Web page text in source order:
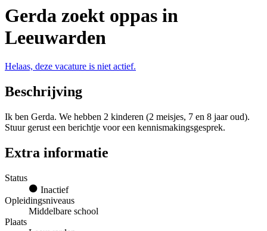
Gerda zoekt oppas in
Leeuwarden
Helaas, deze vacature is niet actief.
Beschrijving
Ik ben Gerda. We hebben 2 kinderen (2 meisjes, 7 en 8 jaar oud).
Stuur gerust een berichtje voor een kennismakingsgesprek.
Extra informatie
Status
Inactief
Opleidingsniveaus
Middelbare school
Plaats